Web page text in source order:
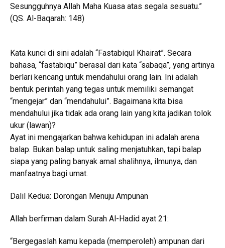
Sesungguhnya Allah Maha Kuasa atas segala sesuatu.”
(QS. Al-Baqarah: 148)
Kata kunci di sini adalah “Fastabiqul Khairat”. Secara
bahasa, “fastabiqu” berasal dari kata “sabaqa”, yang artinya
berlari kencang untuk mendahului orang lain. Ini adalah
bentuk perintah yang tegas untuk memiliki semangat
“mengejar” dan “mendahului”. Bagaimana kita bisa
mendahului jika tidak ada orang lain yang kita jadikan tolok
ukur (lawan)?
Ayat ini mengajarkan bahwa kehidupan ini adalah arena
balap. Bukan balap untuk saling menjatuhkan, tapi balap
siapa yang paling banyak amal shalihnya, ilmunya, dan
manfaatnya bagi umat.
Dalil Kedua: Dorongan Menuju Ampunan
Allah berfirman dalam Surah Al-Hadid ayat 21:
“Bergegaslah kamu kepada (memperoleh) ampunan dari